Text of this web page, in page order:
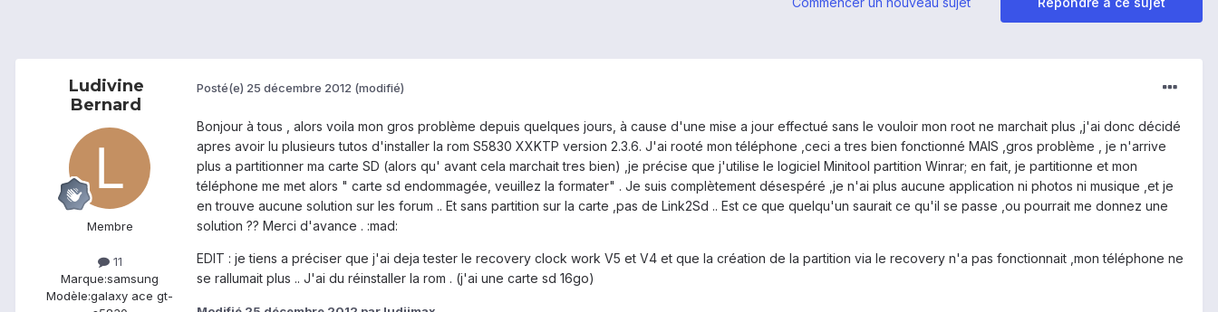
Ludivine
Bernard
Membre
11
Marque:samsung
Modèle:galaxy ace gt-
Posté(e) 25 décembre 2012 (modifié)
Bonjour à tous , alors voila mon gros problème depuis quelques jours, à cause d'une mise a jour effectué sans le vouloir mon root ne marchait plus ,j'ai donc décidé
apres avoir lu plusieurs tutos d'installer la rom S5830 XXKTP version 2.3.6. J'ai rooté mon téléphone ,ceci a tres bien fonctionné MAIS ,gros problème , je n'arrive
plus a partitionner ma carte SD (alors qu' avant cela marchait tres bien) ,je précise que j'utilise le logiciel Minitool partition Winrar; en fait, je partitionne et mon
téléphone me met alors " carte sd endommagée, veuillez la formater" . Je suis complètement désespéré ,je n'ai plus aucune application ni photos ni musique ,et je
en trouve aucune solution sur les forum .. Et sans partition sur la carte ,pas de Link2Sd .. Est ce que quelqu'un saurait ce qu'il se passe ,ou pourrait me donnez une
solution ?? Merci d'avance . :mad:
EDIT : je tiens a préciser que j'ai deja tester le recovery clock work V5 et V4 et que la création de la partition via le recovery n'a pas fonctionnait ,mon téléphone ne
se rallumait plus .. J'ai du réinstaller la rom . (j'ai une carte sd 16go)